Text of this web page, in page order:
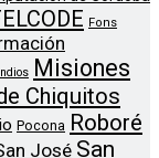
Fons
Misiones
Chiquitos
Pocona Roboré
José San